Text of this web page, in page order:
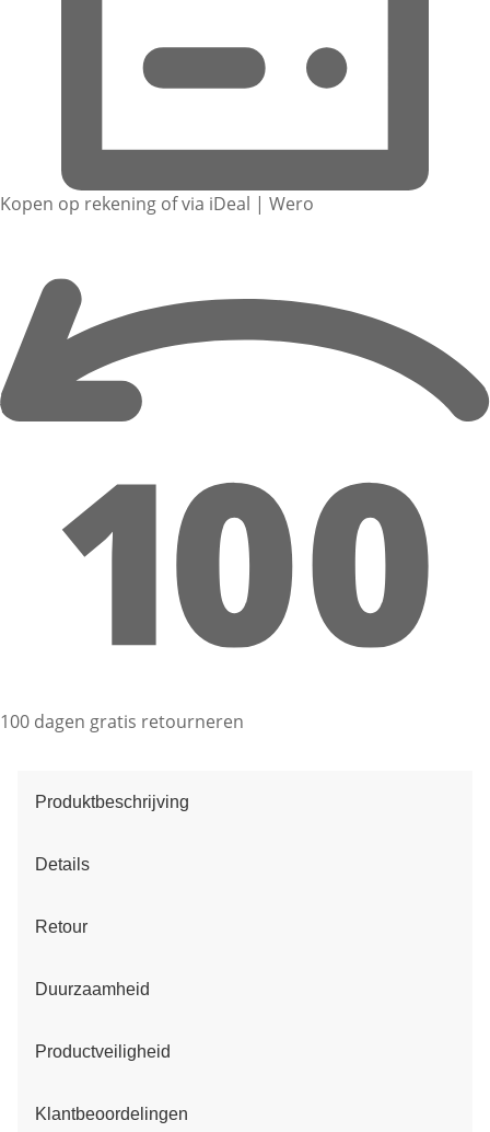
Kopen op rekening of via iDeal | Wero
100 dagen gratis retourneren
Produktbeschrijving
Details
Retour
Duurzaamheid
Productveiligheid
Klantbeoordelingen